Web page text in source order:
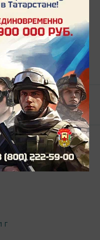
видео Документы
Г